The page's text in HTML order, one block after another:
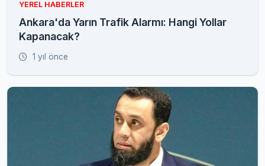
YEREL HABERLER
Ankara'da Yarın Trafik Alarmı: Hangi Yollar
Kapanacak?
1 yıl önce